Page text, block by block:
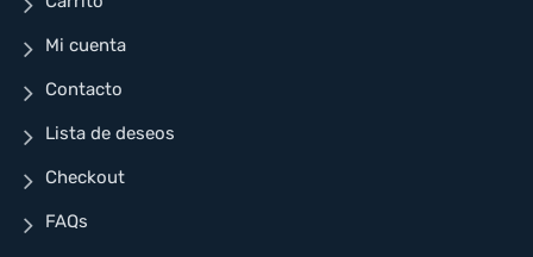
Mi cuenta
Contacto
Lista de deseos
Checkout
FAQs